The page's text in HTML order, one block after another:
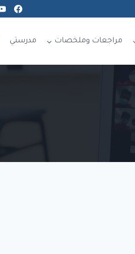
مراجعات وملخصات مدرستي